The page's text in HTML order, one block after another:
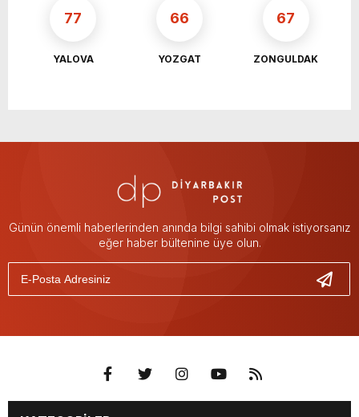
77
YALOVA
66
YOZGAT
67
ZONGULDAK
Günün önemli haberlerinden anında bilgi sahibi olmak istiyorsanız
eğer haber bültenine üye olun.